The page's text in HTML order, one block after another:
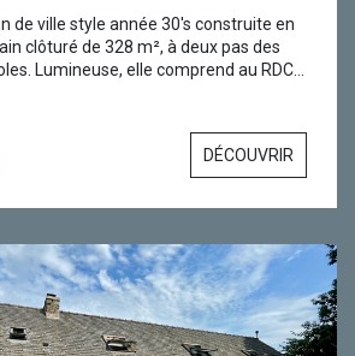
de ville style année 30's construite en
clôturé de 328 m², à deux pas des
elle comprend au RDC
en bois, un salon doté d'une cheminée,
avec wc et espace buanderie. L'étage
chambres mansardées et d'un bureau.
accessible depuis le jardin et un abri
ce bien. Le chauffage électrique,
Quelques travaux de
le charme d'époque de ce
DÉCOUVRIR